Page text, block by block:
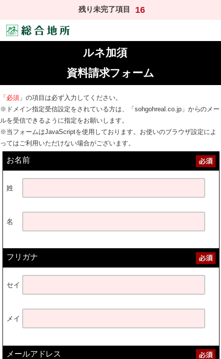
残り未完了項目 16
ルネ加須
資料請求フォーム
「 必須」の項目は必ず入力してください。
※ドメイン指定受信設定をされている方は、「sohgohreal.co.jp」からのメー
ルを受信できるように指定をお願いします。
※当フォームはJavaScriptを使用しております。お使いのブラウザ設定によ
ってはご利用いただけない場合がございます。
お名前
姓
名
フリガナ
セイ
メイ
メールアドレス